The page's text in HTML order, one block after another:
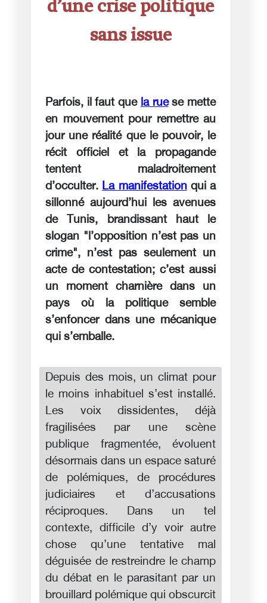
d’une crise politique
sans issue
Parfois, il faut quela ruese mette
en mouvement pour remettre au
jour une réalité que le pouvoir, le
récit officiel et la propagande
tentent maladroitement
d’occulter.La manifestationqui a
sillonné aujourd’hui les avenues
de Tunis, brandissant haut le
slogan "l’opposition n’est pas un
crime", n’est pas seulement un
acte de contestation; c’est aussi
un moment charnière dans un
pays où la politique semble
s’enfoncer dans une mécanique
qui s’emballe.
Depuis des mois, un climat pour
le moins inhabituel s’est installé.
Les voix dissidentes, déjà
fragilisées par une scène
publique fragmentée, évoluent
désormais dans un espace saturé
de polémiques, de procédures
judiciaires et d’accusations
réciproques. Dans un tel
contexte, difficile d’y voir autre
chose qu’une tentative mal
déguisée de restreindre le champ
du débat en le parasitant par un
brouillard polémique qui obscurcit